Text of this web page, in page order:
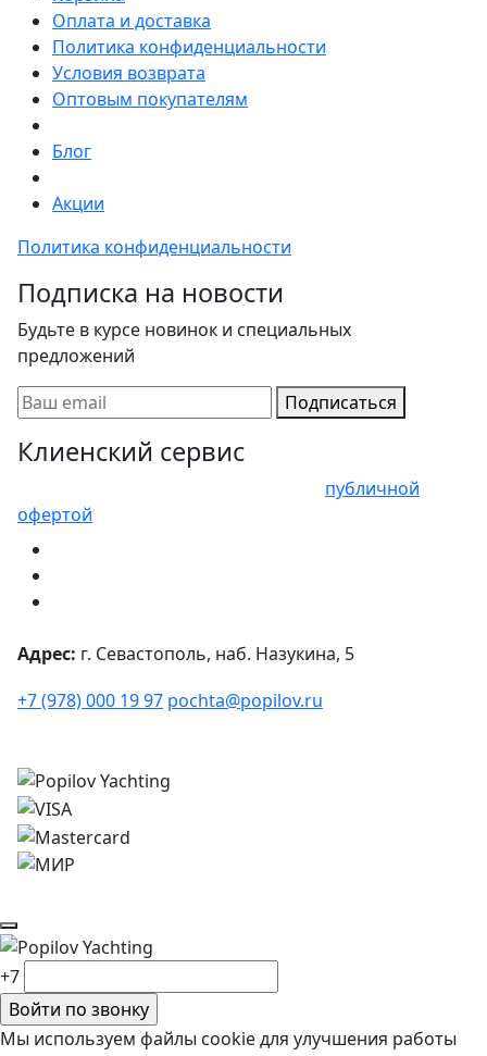
Оплата и доставка
Политика конфиденциальности
Условия возврата
Оптовым покупателям
Блог
Акции
Политика конфиденциальности
Подписка на новости
Будьте в курсе новинок и специальных
предложений
Подписаться
Клиенский сервис
публичной
офертой
Адрес: г. Севастополь, наб. Назукина, 5
+7 (978) 000 19 97 pochta@popilov.ru
+7
Мы используем файлы cookie для улучшения работы